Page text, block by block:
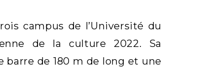
campus de l’Université du
de la culture 2022. Sa
de 180 m de long et une